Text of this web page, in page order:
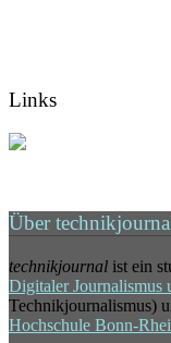
Links
Über
technikjournal ist ein
Digitaler Journalismus
Technikjournalismus)
Hochschule Bonn-